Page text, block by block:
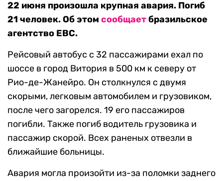
22 июня произошла крупная авария. Погиб
21 человек. Об этом сообщаетбразильское
агентство EBC.
Рейсовый автобус с 32 пассажирами ехал по
шоссе в город Витория в 500 км к северу от
Рио-де-Жанейро. Он столкнулся с двумя
скорыми, легковым автомобилем и грузовиком,
после чего загорелся. 19 его пассажиров
погибли. Также погиб водитель грузовика и
пассажир скорой. Всех раненых отвезли в
ближайшие больницы.
Авария могла произойти из-за поломки заднего